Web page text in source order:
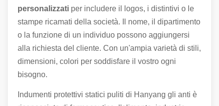
personalizzati per includere il logos, i distintivi o le
stampe ricamati della società. Il nome, il dipartimento
o la funzione di un individuo possono aggiungersi
alla richiesta del cliente. Con un'ampia varietà di stili,
dimensioni, colori per soddisfare il vostro ogni
bisogno.
Indumenti protettivi statici puliti di Hanyang gli anti è